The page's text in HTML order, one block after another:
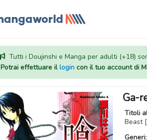
Tutti i Doujinshi e Manga per adulti (+18)
Potrai effettuare illogincon il tuo account di
Ga-
Titoli
Beast
Generi: